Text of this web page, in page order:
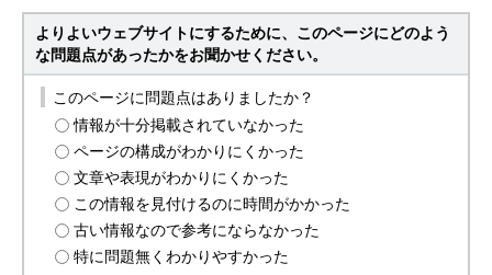
よりよいウェブサイトにするために、このページにどのよう
な問題点があったかをお聞かせください。
このページに問題点はありましたか？
情報が十分掲載されていなかった
ページの構成がわかりにくかった
文章や表現がわかりにくかった
この情報を見付けるのに時間がかかった
古い情報なので参考にならなかった
特に問題無くわかりやすかった